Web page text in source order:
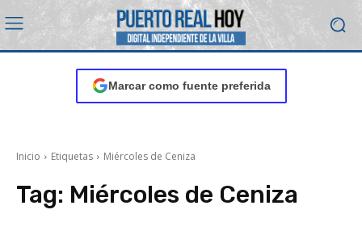
Marcar como fuente preferida
Inicio Etiquetas Miércoles de Ceniza
Tag: Miércoles de Ceniza